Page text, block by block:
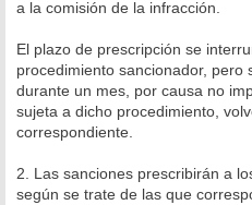
a la comisión de la infracción.
El plazo de prescripción se
procedimiento sancionador, pero
durante un mes, por causa no
sujeta a dicho procedimiento,
correspondiente.
2. Las sanciones prescribirán a
según se trate de las que